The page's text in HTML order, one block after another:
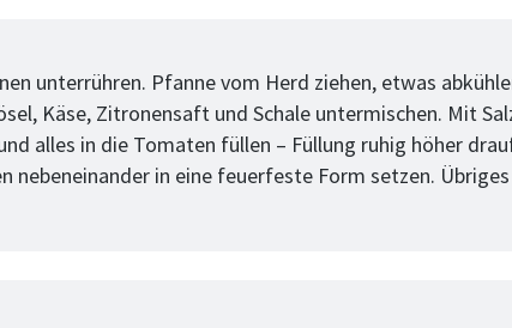
unterrühren. Pfanne vom Herd ziehen, etwas
Käse, Zitronensaft und Schale untermischen. Mit
alles in die Tomaten füllen – Füllung ruhig höher
nebeneinander in eine feuerfeste Form setzen.